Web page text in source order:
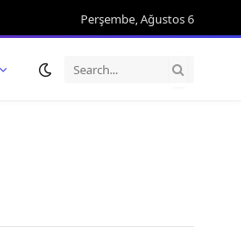
Perşembe, Ağustos 6